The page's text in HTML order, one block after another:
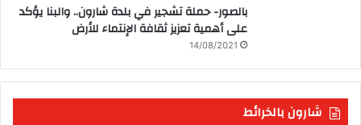
بالصور- حملة تشجير في بلدة شارون.. والبنا يؤكد
على أهمية تعزيز ثقافة الإنتماء للأرض
14/08/2021
شارون بالخرائط